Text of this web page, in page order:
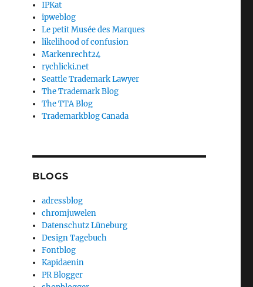
IPKat
ipweblog
Le petit Musée des Marques
likelihood of confusion
Markenrecht24
rychlicki.net
Seattle Trademark Lawyer
The Trademark Blog
The TTA Blog
Trademarkblog Canada
BLOGS
adressblog
chromjuwelen
Datenschutz Lüneburg
Design Tagebuch
Fontblog
Kapidaenin
PR Blogger